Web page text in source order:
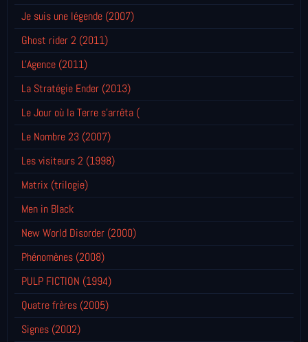
Je suis une légende (2007)
Ghost rider 2 (2011)
L'Agence (2011)
La Stratégie Ender (2013)
Le Jour où la Terre s'arrêta (
Le Nombre 23 (2007)
Les visiteurs 2 (1998)
Matrix (trilogie)
Men in Black
New World Disorder (2000)
Phénomènes (2008)
PULP FICTION (1994)
Quatre frères (2005)
Signes (2002)